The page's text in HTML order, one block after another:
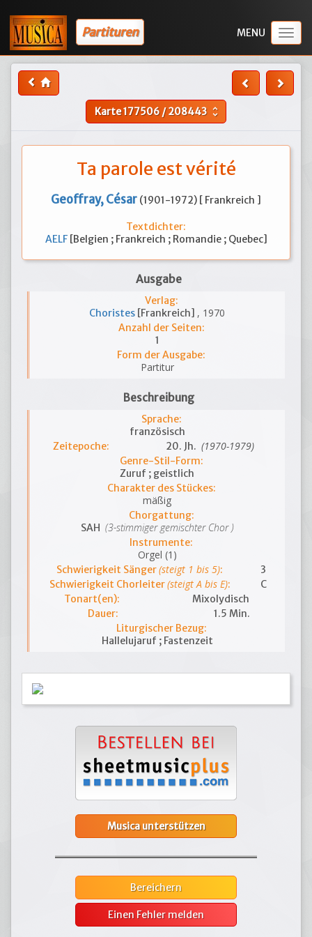
Partituren
Karte177506/208443 unfold_more
Ta parole est vérité
Geoffray, César (1901-1972) [ Frankreich ]
Textdichter:
AELF [Belgien ; Frankreich ; Romandie ; Quebec]
Ausgabe
Verlag:
Choristes [Frankreich] , 1970
Anzahl der Seiten:
1
Form der Ausgabe:
Partitur
Beschreibung
Sprache:
französisch
Zeitepoche:
20. Jh. (1970-1979)
Genre-Stil-Form:
Zuruf ; geistlich
Charakter des Stückes:
mäßig
Chorgattung:
SAH (3-stimmiger gemischter Chor )
Instrumente:
Orgel (1)
Schwierigkeit Sänger(steigt 1 bis 5):
3
Schwierigkeit Chorleiter(steigt A bis E):
C
Tonart(en):
Mixolydisch
Dauer:
1.5 Min.
Liturgischer Bezug:
Hallelujaruf ; Fastenzeit
Musica unterstützen
Bereichern
Einen Fehler melden